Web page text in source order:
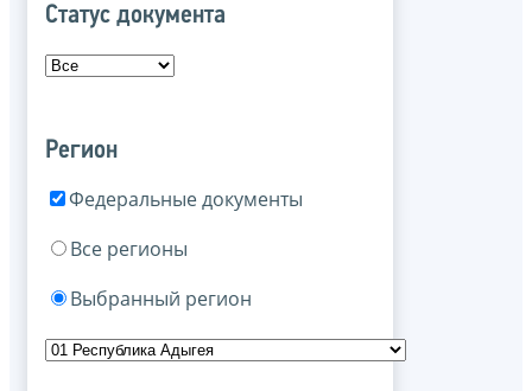
Статус документа
Регион
Федеральные документы
Все регионы
Выбранный регион